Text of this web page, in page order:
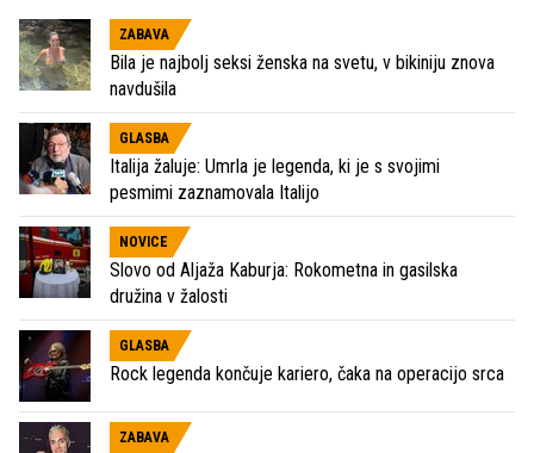
ZABAVA
Bila je najbolj seksi ženska na svetu, v bikiniju znova
navdušila
GLASBA
Italija žaluje: Umrla je legenda, ki je s svojimi
pesmimi zaznamovala Italijo
NOVICE
Slovo od Aljaža Kaburja: Rokometna in gasilska
družina v žalosti
GLASBA
Rock legenda končuje kariero, čaka na operacijo srca
ZABAVA